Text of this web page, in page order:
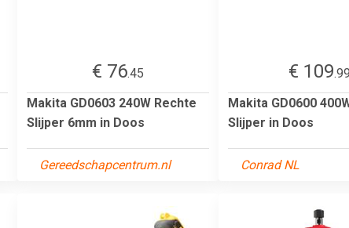
€ 76.45
Makita GD0603 240W Rechte
Slijper 6mm in Doos
Gereedschapcentrum.nl
€ 109.99
Makita GD0600
Slijper in Doos
Conrad NL